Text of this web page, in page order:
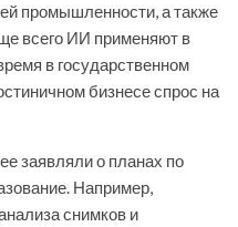
промышленности, а также
всего ИИ применяют в
в государственном
бизнесе спрос на
заявляли о планах по
Например,
снимков и